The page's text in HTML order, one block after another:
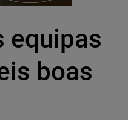
equipas
boas